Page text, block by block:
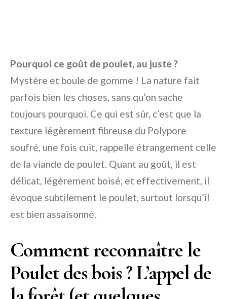
Pourquoi ce goût de poulet, au juste ?
Mystère et boule de gomme ! La nature fait
parfois bien les choses, sans qu’on sache
toujours pourquoi. Ce qui est sûr, c’est que la
texture légèrement fibreuse du Polypore
soufré, une fois cuit, rappelle étrangement celle
de la viande de poulet. Quant au goût, il est
délicat, légèrement boisé, et effectivement, il
évoque subtilement le poulet, surtout lorsqu’il
est bien assaisonné.
Comment reconnaître le
Poulet des bois ? L’appel de